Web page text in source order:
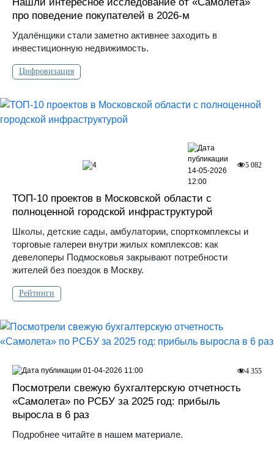
про поведение покупателей в 2026-м
Удалёнщики стали заметно активнее заходить в
инвестиционную недвижимость.
Цифровизация
ТОП-10 проектов в Московской области с
полноценной городской инфраструктурой
Школы, детские сады, амбулатории, спорткомплексы и
торговые галереи внутри жилых комплексов: как
девелоперы Подмосковья закрывают потребности
жителей без поездок в Москву.
Рейтинги
4 5 082
14-05-2026
12:00
Посмотрели свежую бухгалтерскую отчетность
«Самолета» по РСБУ за 2025 год: прибыль
выросла в 6 раз
Подробнее читайте в нашем материале.
4 355
01-04-2026 11:00